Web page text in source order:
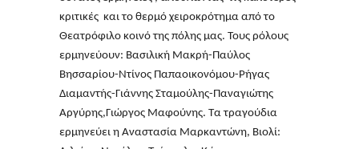
κριτικές και το θερμό χειροκρότημα από το
Θεατρόφιλο κοινό της πόλης μας. Τους ρόλους
ερμηνεύουν: Βασιλική Μακρή-Παύλος
Βησσαρίου-Ντίνος Παπαοικονόμου-Ρήγας
Διαμαντής-Γιάννης Σταμούλης-Παναγιώτης
Αργύρης,Γιώργος Μαφούνης. Τα τραγούδια
ερμηνεύει η Αναστασία Μαρκαντώνη, Βιολί: